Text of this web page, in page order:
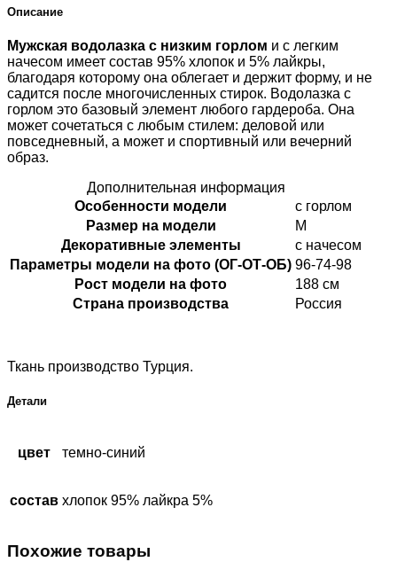
Описание
Мужская водолазка с низким горлом и с легким
начесом имеет состав 95% хлопок и 5% лайкры,
благодаря которому она облегает и держит форму, и не
садится после многочисленных стирок. Водолазка с
горлом это базовый элемент любого гардероба. Она
может сочетаться с любым стилем: деловой или
повседневный, а может и спортивный или вечерний
образ.
Дополнительная информация
Особенности модели
с горлом
Размер на модели
М
Декоративные элементы
с начесом
Параметры модели на фото (ОГ-ОТ-ОБ) 96-74-98
Рост модели на фото
188 см
Страна производства
Россия
Ткань производство Турция.
Детали
цвет темно-синий
состав хлопок 95% лайкра 5%
Похожие товары